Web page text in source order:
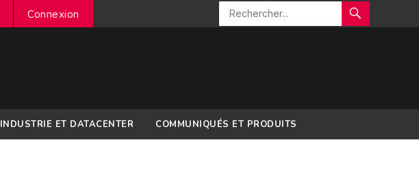
Connexion
INDUSTRIE ET DATACENTER COMMUNIQUÉS ET PRODUITS